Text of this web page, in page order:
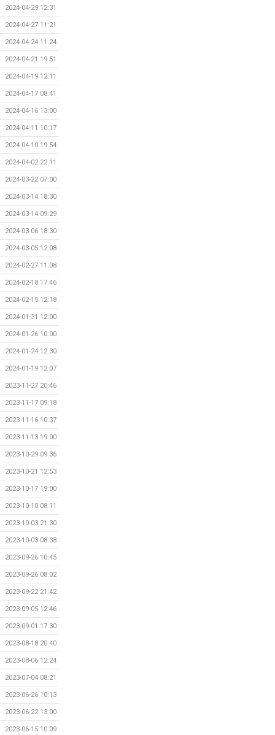
2024-04-29 12:31
2024-04-27 11:21
2024-04-24 11:24
2024-04-21 19:51
2024-04-19 12:11
2024-04-17 08:41
2024-04-16 13:00
2024-04-11 10:17
2024-04-10 19:54
2024-04-02 22:11
2024-03-22 07:00
2024-03-14 18:30
2024-03-14 09:29
2024-03-06 18:30
2024-03-05 12:08
2024-02-27 11:08
2024-02-18 17:46
2024-02-15 12:18
2024-01-31 12:00
2024-01-26 10:00
2024-01-24 12:30
2024-01-19 12:07
2023-11-27 20:46
2023-11-17 09:18
2023-11-16 10:37
2023-11-13 19:00
2023-10-29 09:36
2023-10-21 12:53
2023-10-17 19:00
2023-10-10 08:11
2023-10-03 21:30
2023-10-03 08:38
2023-09-26 10:45
2023-09-26 08:02
2023-09-22 21:42
2023-09-05 12:46
2023-09-01 17:30
2023-08-18 20:40
2023-08-06 12:24
2023-07-04 08:21
2023-06-26 10:13
2023-06-22 13:00
2023-06-15 10:09